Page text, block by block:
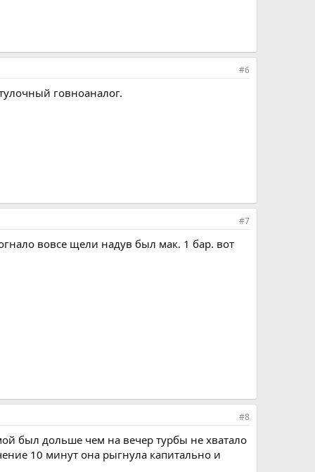
#6
говноаналог.
#7
вовсе щели надув был мак. 1 бар. вот
#8
был дольше чем на вечер турбы не хватало
10 минут она рыгнула капитально и